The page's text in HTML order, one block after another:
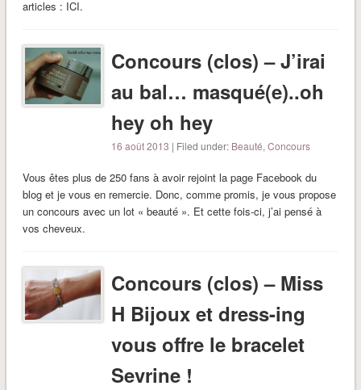
articles : ICI.
Concours (clos) – J’irai
au bal… masqué(e)..oh
hey oh hey
16 août 2013 | Filed under: Beauté,Concours
Vous êtes plus de 250 fans à avoir rejoint la page Facebook du
blog et je vous en remercie. Donc, comme promis, je vous propose
un concours avec un lot « beauté ». Et cette fois-ci, j’ai pensé à
vos cheveux.
Concours (clos) – Miss
H Bijoux et dress-ing
vous offre le bracelet
Sevrine !